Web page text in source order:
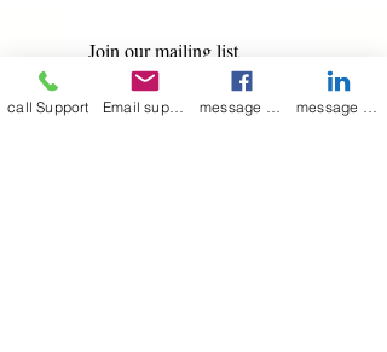
Join our mailing list
Email *
call Support Email support